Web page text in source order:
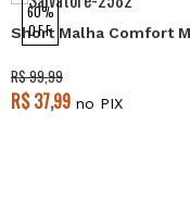
60%
OFF
Short Malha Comfort
R$ 99,99
R$ 37,99 no PIX